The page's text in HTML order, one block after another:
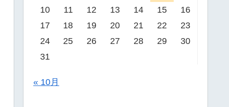
10
11 12 13 14 15
16
17
18 19 20 21 22
23
24
25 26 27 28 29
30
31
« 10月